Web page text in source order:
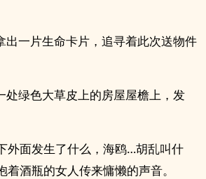
出一片生命卡片，追寻着此次送物件
处绿色大草皮上的房屋屋檐上，发
外面发生了什么，海鸥…胡乱叫什
酒瓶的女人传来慵懒的声音。